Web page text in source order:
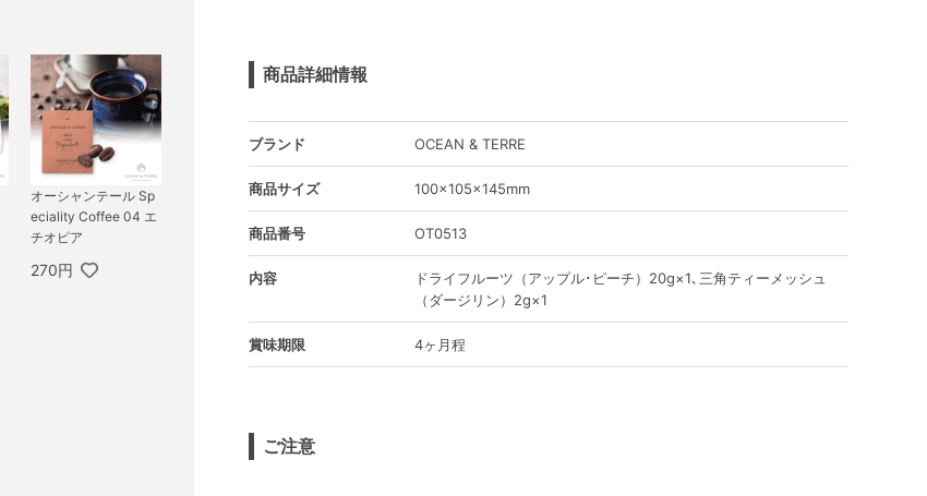
オーシャンテール Sp
eciality Coffee 04 エ
チオピア
270円
商品詳細情報
ブランド OCEAN & TERRE
商品サイズ 100×105×145mm
商品番号 OT0513
内容
ドライフルーツ（アップル･ピーチ）20g×1､三角ティーメッシュ
（ダージリン）2g×1
賞味期限 4ヶ月程
ご注意